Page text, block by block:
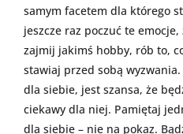
samym facetem dla którego
jeszcze raz poczuć te
zajmij jakimś hobby, rób to,
stawiaj przed sobą
dla siebie, jest szansa, że
ciekawy dla niej. Pamiętaj
dla siebie – nie na pokaz.